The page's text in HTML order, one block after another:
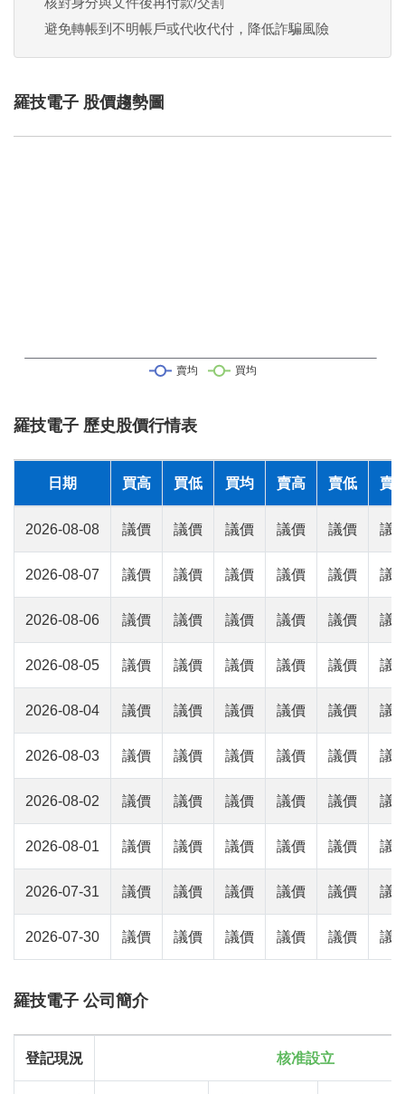
避免轉帳到不明帳戶或代收代付，降低詐騙風險
羅技電子 股價趨勢圖
羅技電子 歷史股價行情表
日期 買高 買低 買均 賣高 賣低 賣
2026-08-08 議價 議價 議價 議價 議價 議
2026-08-07 議價 議價 議價 議價 議價 議
2026-08-06 議價 議價 議價 議價 議價 議
2026-08-05 議價 議價 議價 議價 議價 議
2026-08-04 議價 議價 議價 議價 議價 議
2026-08-03 議價 議價 議價 議價 議價 議
2026-08-02 議價 議價 議價 議價 議價 議
2026-08-01 議價 議價 議價 議價 議價 議
2026-07-31 議價 議價 議價 議價 議價 議
2026-07-30 議價 議價 議價 議價 議價 議
羅技電子 公司簡介
登記現況 核准設立